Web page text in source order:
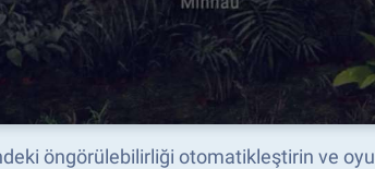
öngörülebilirliği otomatikleştirin ve